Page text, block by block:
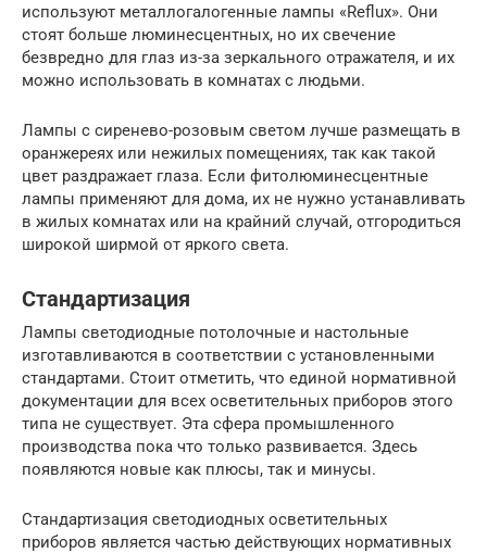
используют металлогалогенные лампы «Reflux». Они
стоят больше люминесцентных, но их свечение
безвредно для глаз из-за зеркального отражателя, и их
можно использовать в комнатах с людьми.
Лампы с сиренево-розовым светом лучше размещать в
оранжереях или нежилых помещениях, так как такой
цвет раздражает глаза. Если фитолюминесцентные
лампы применяют для дома, их не нужно устанавливать
в жилых комнатах или на крайний случай, отгородиться
широкой ширмой от яркого света.
Стандартизация
Лампы светодиодные потолочные и настольные
изготавливаются в соответствии с установленными
стандартами. Стоит отметить, что единой нормативной
документации для всех осветительных приборов этого
типа не существует. Эта сфера промышленного
производства пока что только развивается. Здесь
появляются новые как плюсы, так и минусы.
Стандартизация светодиодных осветительных
приборов является частью действующих нормативных